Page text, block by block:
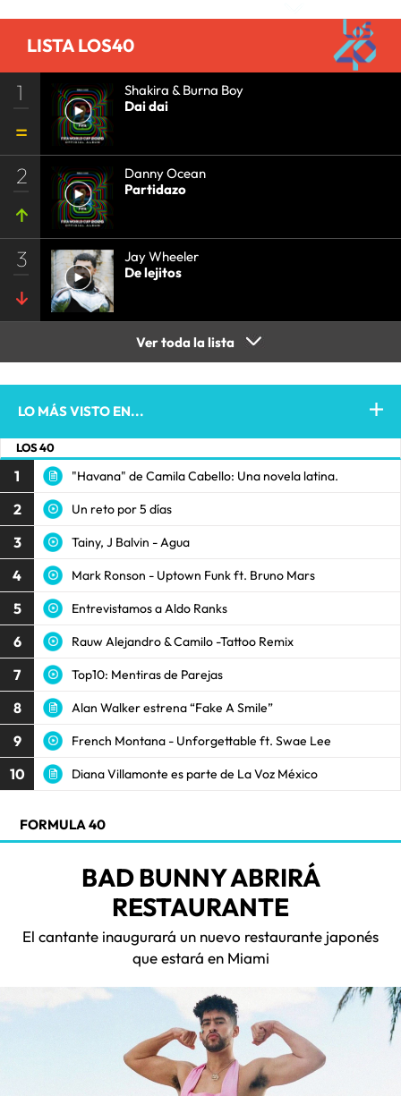
LISTA LOS40
1
Shakira & Burna Boy
Dai dai
2
Danny Ocean
Partidazo
3
Jay Wheeler
De lejitos
Ver toda la lista
LO MÁS VISTO EN...
LOS 40
1 "Havana" de Camila Cabello: Una novela latina.
2 Un reto por 5 días
3 Tainy, J Balvin - Agua
4 Mark Ronson - Uptown Funk ft. Bruno Mars
5 Entrevistamos a Aldo Ranks
6 Rauw Alejandro & Camilo -Tattoo Remix
7 Top10: Mentiras de Parejas
8 Alan Walker estrena “Fake A Smile”
9 French Montana - Unforgettable ft. Swae Lee
10 Diana Villamonte es parte de La Voz México
FORMULA 40
BAD BUNNY ABRIRÁ
RESTAURANTE
El cantante inaugurará un nuevo restaurante japonés
que estará en Miami